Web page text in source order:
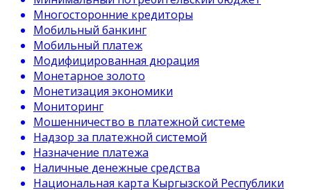
Многосторонние кредиторы
Мобильный банкинг
Мобильный платеж
Модифицированная дюрация
Монетарное золото
Монетизация экономики
Мониторинг
Мошенничество в платежной системе
Надзор за платежной системой
Назначение платежа
Наличные денежные средства
Национальная карта Кыргызской Республики